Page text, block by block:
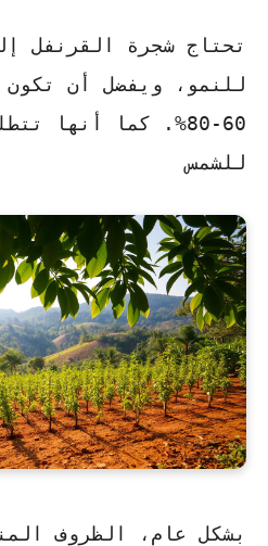
تحتاج شجرة القرنفل
للنمو، ويفضل أن
60-80%. كما أنها تتطلب
للشمس
بشكل عام، الظروف